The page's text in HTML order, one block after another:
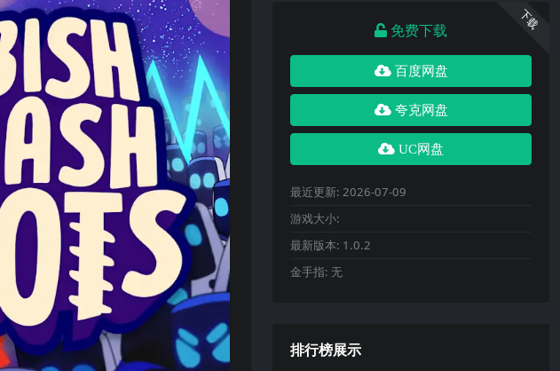
下载
免费下载
百度网盘
夸克网盘
UC网盘
最近更新: 2026-07-09
游戏大小:
最新版本: 1.0.2
金手指: 无
排行榜展示